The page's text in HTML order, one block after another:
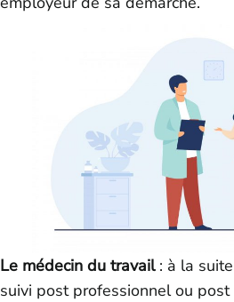
Le médecin du travail: à la
suivi post professionnel ou post